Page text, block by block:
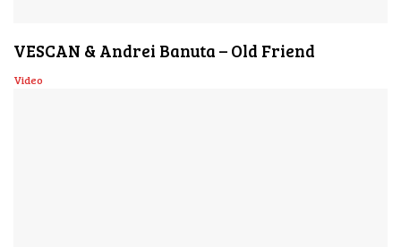
VESCAN & Andrei Banuta – Old Friend
Video